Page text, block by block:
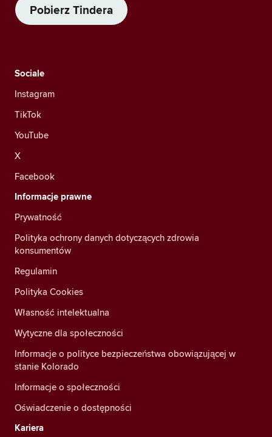
Pobierz Tindera
Sociale
Instagram
TikTok
YouTube
X
Facebook
Informacje prawne
Prywatność
Polityka ochrony danych dotyczących zdrowia
konsumentów
Regulamin
Polityka Cookies
Własność intelektualna
Wytyczne dla społeczności
Informacje o polityce bezpieczeństwa obowiązującej w
stanie Kolorado
Informacje o społeczności
Oświadczenie o dostępności
Kariera